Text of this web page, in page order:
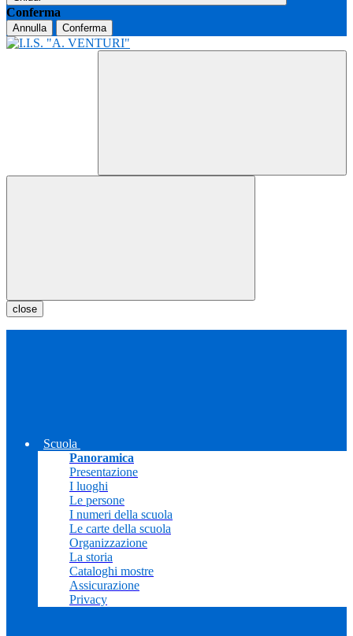
Conferma
Annulla Conferma
close
Scuola
Panoramica
Presentazione
I luoghi
Le persone
I numeri della scuola
Le carte della scuola
Organizzazione
La storia
Cataloghi mostre
Assicurazione
Privacy